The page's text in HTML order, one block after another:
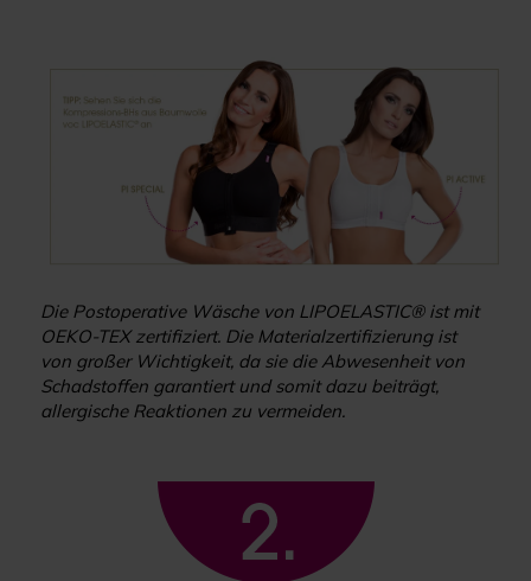
Die Postoperative Wäsche von LIPOELASTIC® ist mit
OEKO-TEX zertifiziert. Die Materialzertifizierung ist
von großer Wichtigkeit, da sie die Abwesenheit von
Schadstoffen garantiert und somit dazu beiträgt,
allergische Reaktionen zu vermeiden.